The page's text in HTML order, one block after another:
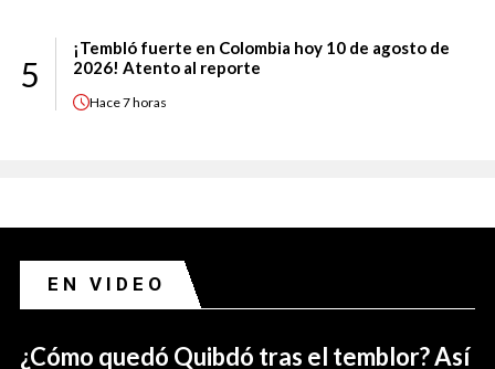
5
¡Tembló fuerte en Colombia hoy 10 de agosto de
2026! Atento al reporte
Hace7 horas
EN VIDEO
¿Cómo quedó Quibdó tras el temblor? Así